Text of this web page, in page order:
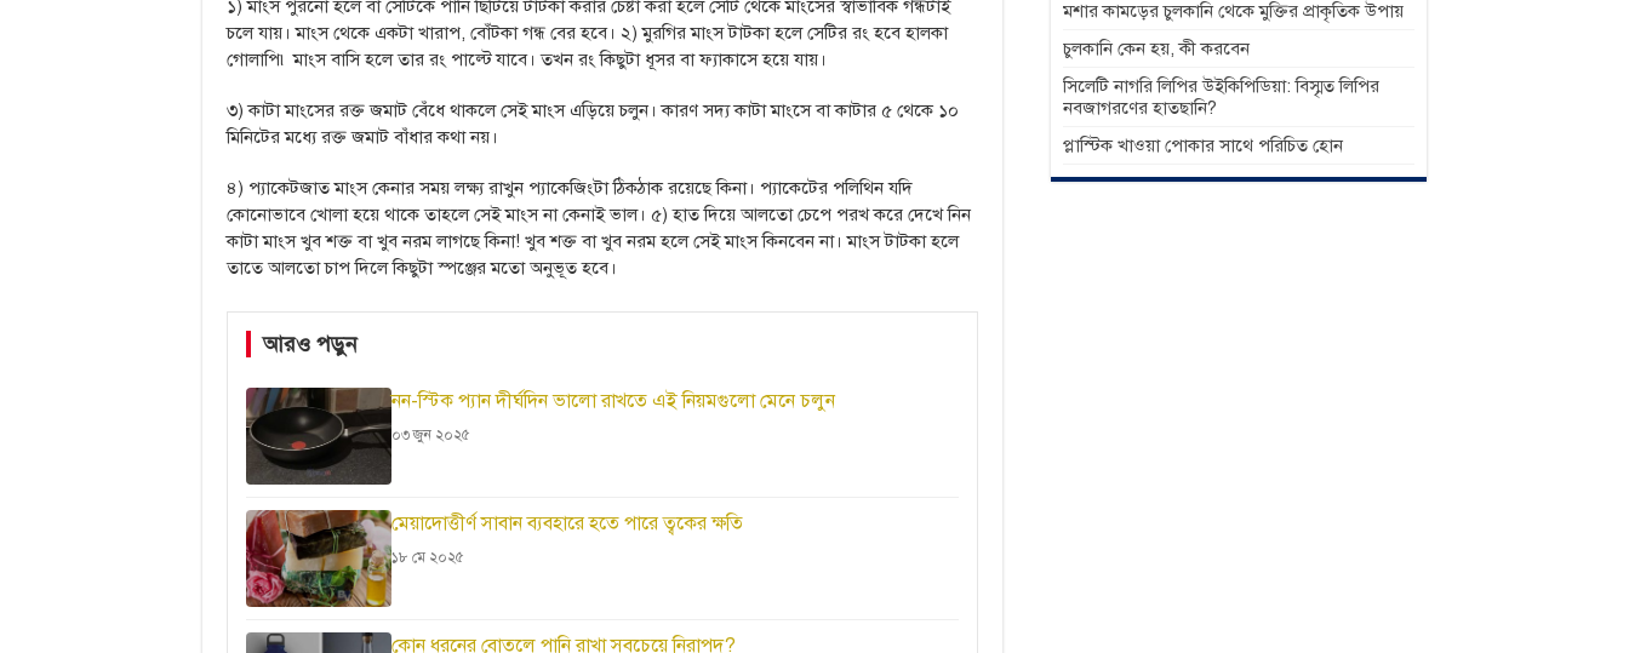
১) মাংস পুরনো হলে বা সেটিকে পানি ছিটিয়ে টাটকা করার চেষ্টা করা হলে সেটি থেকে মাংসের স্বাভাবিক গন্ধটাই
চলে যায়। মাংস থেকে একটা খারাপ, বোঁটকা গন্ধ বের হবে। ২) মুরগির মাংস টাটকা হলে সেটির রং হবে হালকা
গোলাপি৷ মাংস বাসি হলে তার রং পাল্টে যাবে। তখন রং কিছুটা ধূসর বা ফ্যাকাসে হয়ে যায়।
৩) কাটা মাংসের রক্ত জমাট বেঁধে থাকলে সেই মাংস এড়িয়ে চলুন। কারণ সদ্য কাটা মাংসে বা কাটার ৫ থেকে ১০
মিনিটের মধ্যে রক্ত জমাট বাঁধার কথা নয়।
৪) প্যাকেটজাত মাংস কেনার সময় লক্ষ্য রাখুন প্যাকেজিংটা ঠিকঠাক রয়েছে কিনা। প্যাকেটের পলিথিন যদি
কোনোভাবে খোলা হয়ে থাকে তাহলে সেই মাংস না কেনাই ভাল। ৫) হাত দিয়ে আলতো চেপে পরখ করে দেখে নিন
কাটা মাংস খুব শক্ত বা খুব নরম লাগছে কিনা! খুব শক্ত বা খুব নরম হলে সেই মাংস কিনবেন না। মাংস টাটকা হলে
তাতে আলতো চাপ দিলে কিছুটা স্পঞ্জের মতো অনুভূত হবে।
আরও পড়ুন
নন-স্টিক প্যান দীর্ঘদিন ভালো রাখতে এই নিয়মগুলো মেনে চলুন
০৩ জুন ২০২৫
মেয়াদোত্তীর্ণ সাবান ব্যবহারে হতে পারে ত্বকের ক্ষতি
১৮ মে ২০২৫
কোন ধরনের বোতলে পানি রাখা সবচেয়ে নিরাপদ?
মশার কামড়ের চুলকানি থেকে মুক্তির প্রাকৃতিক উপায়
চুলকানি কেন হয়, কী করবেন
সিলেটি নাগরি লিপির উইকিপিডিয়া: বিস্মৃত লিপির
নবজাগরণের হাতছানি?
প্লাস্টিক খাওয়া পোকার সাথে পরিচিত হোন